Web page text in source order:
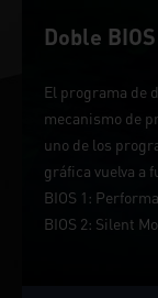
Doble BIOS
El programa de
mecanismo de
uno de los
gráfica vuelva a
BIOS 1:
BIOS 2: Silent